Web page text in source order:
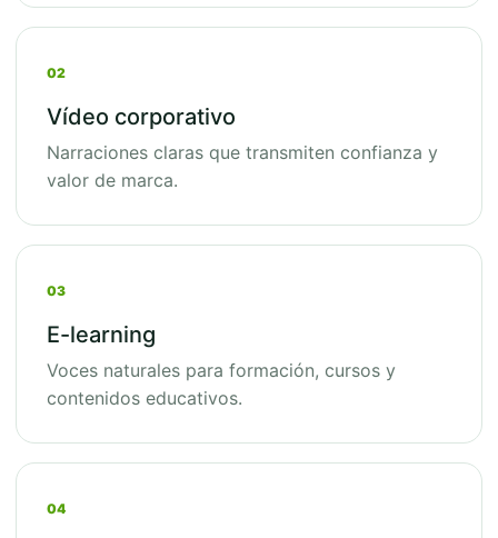
02
Vídeo corporativo
Narraciones claras que transmiten confianza y
valor de marca.
03
E-learning
Voces naturales para formación, cursos y
contenidos educativos.
04